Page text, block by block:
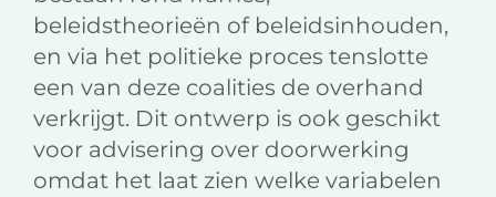
beleidstheorieën of beleidsinhouden,
en via het politieke proces tenslotte
een van deze coalities de overhand
verkrijgt. Dit ontwerp is ook geschikt
voor advisering over doorwerking
omdat het laat zien welke variabelen